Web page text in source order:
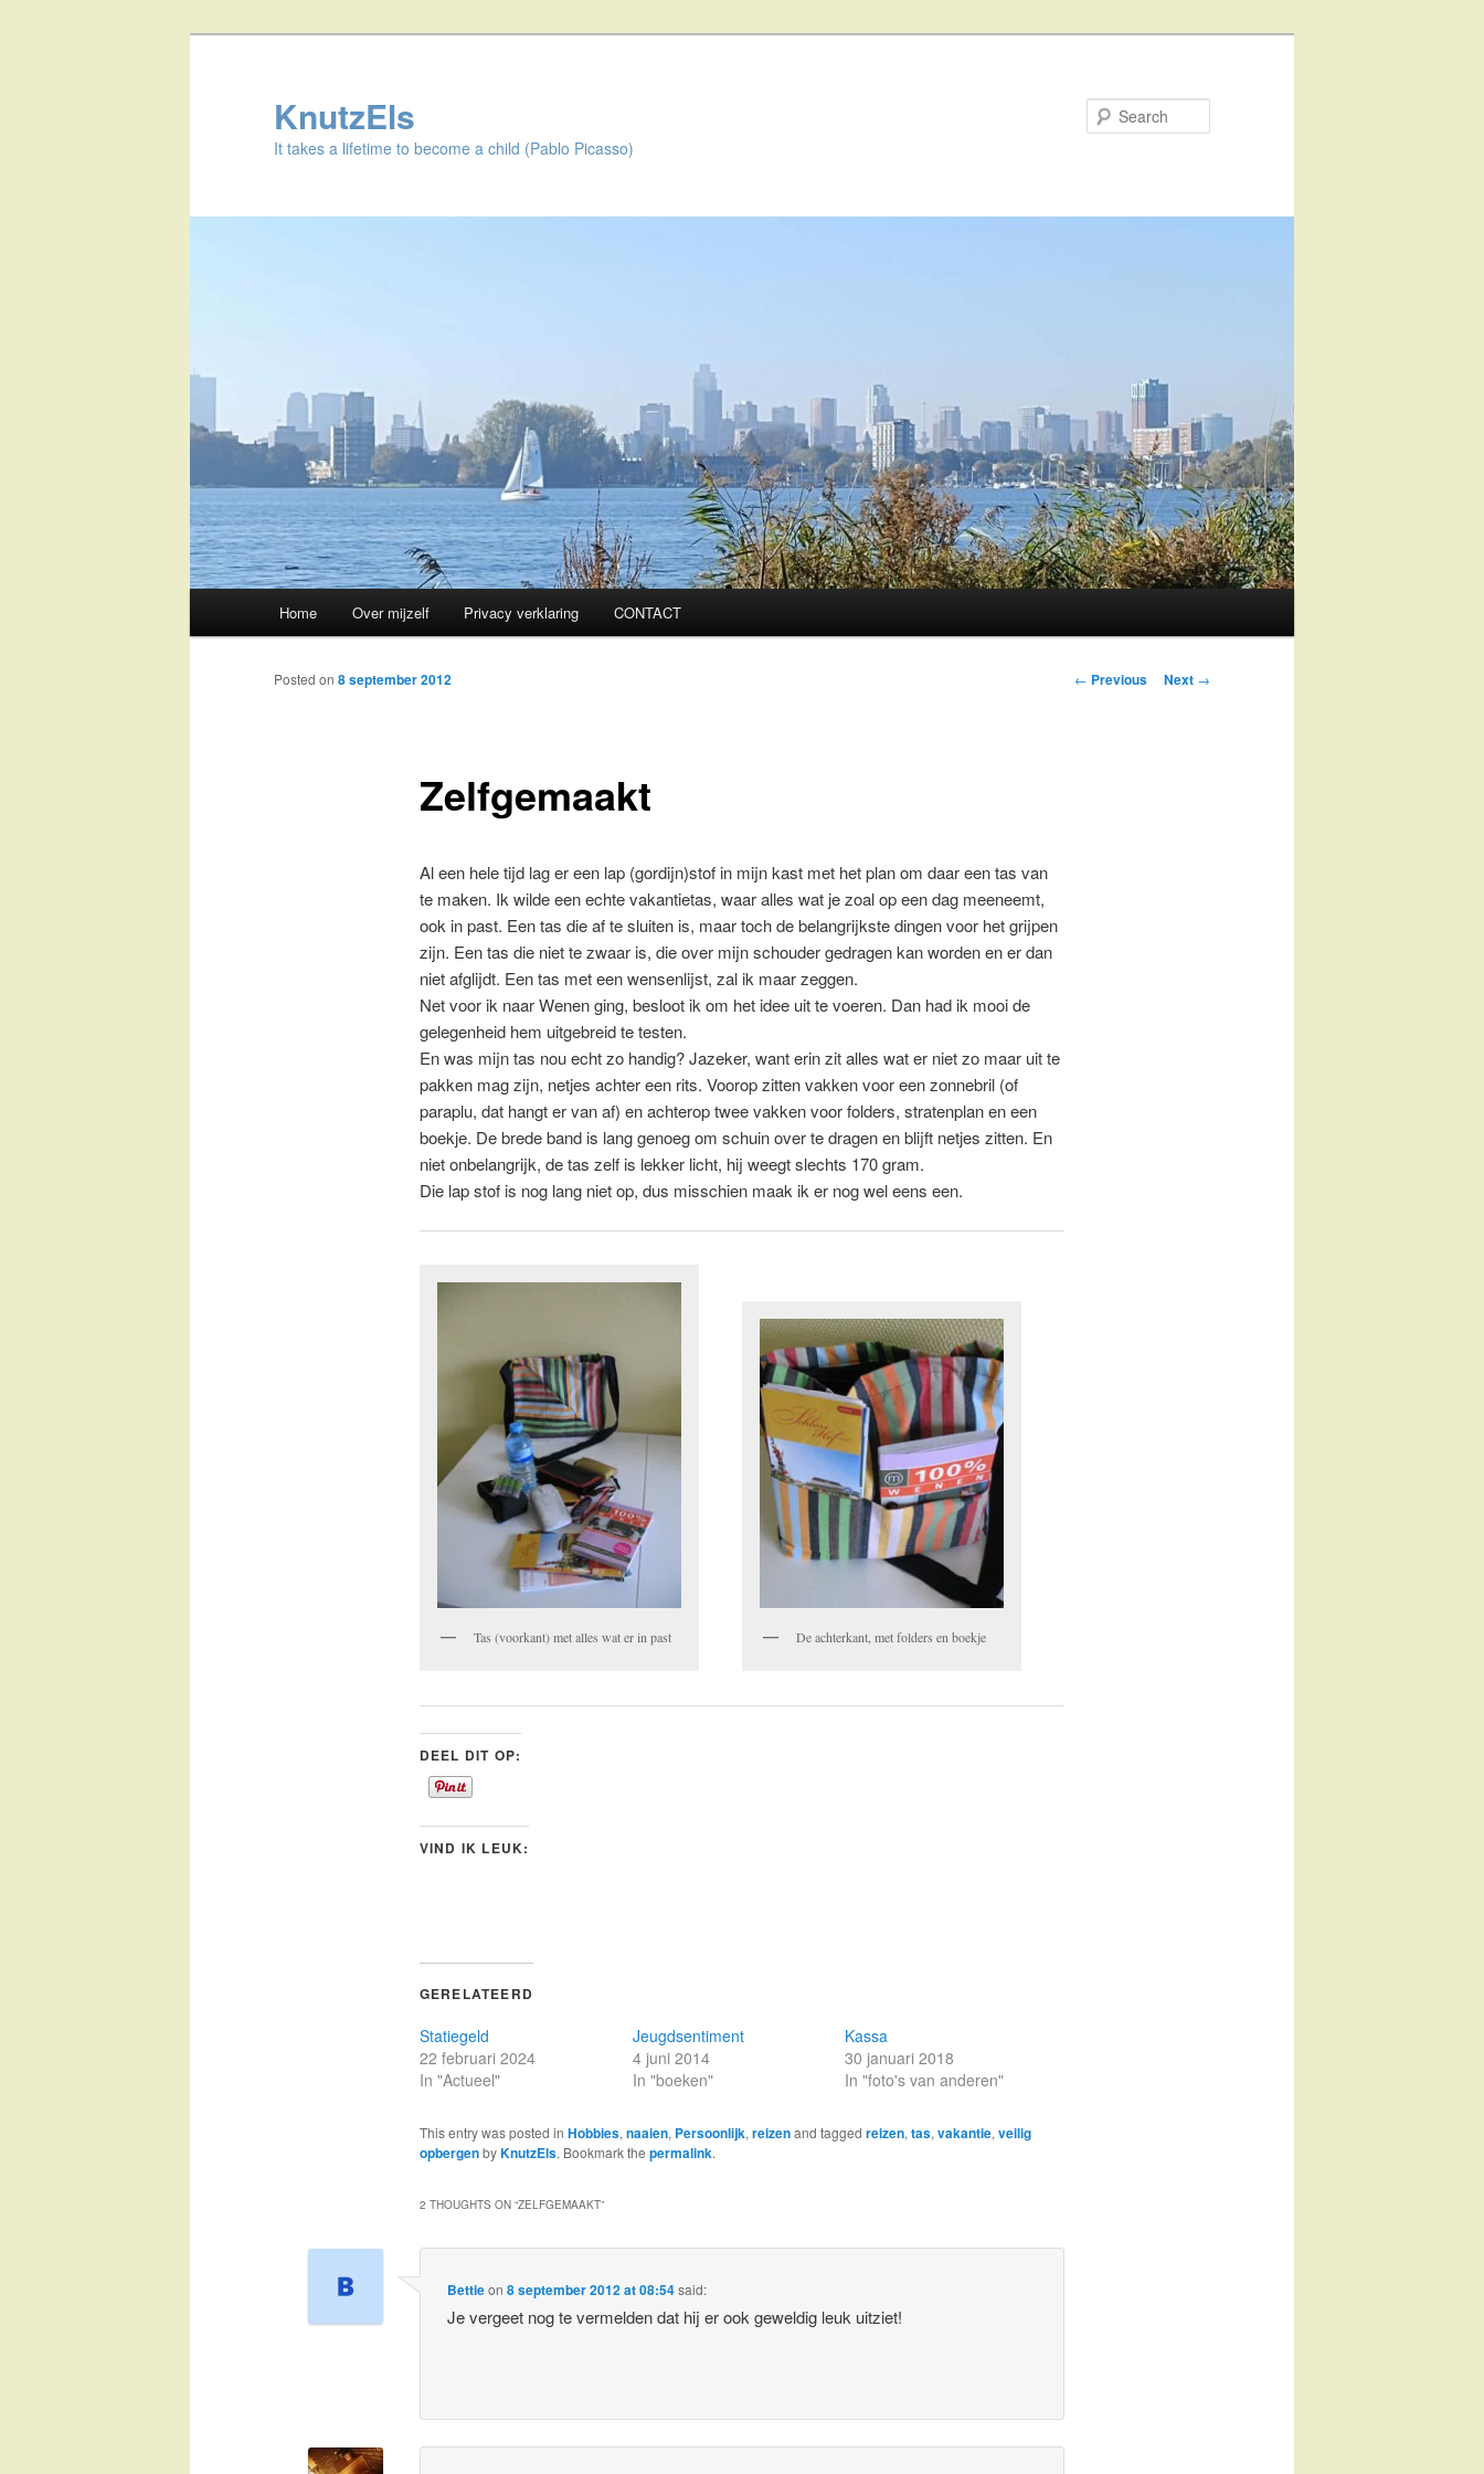
KnutzEls
It takes a lifetime to become a child (Pablo Picasso)
Skip
to
Home Over mijzelf Privacy verklaring CONTACT
Post
← Previous Next →
Zelfgemaakt
Posted on 8 september 2012
Al een hele tijd lag er een lap (gordijn)stof in mijn kast met het plan om daar een tas van
te maken. Ik wilde een echte vakantietas, waar alles wat je zoal op een dag meeneemt,
ook in past. Een tas die af te sluiten is, maar toch de belangrijkste dingen voor het grijpen
zijn. Een tas die niet te zwaar is, die over mijn schouder gedragen kan worden en er dan
niet afglijdt. Een tas met een wensenlijst, zal ik maar zeggen.
Net voor ik naar Wenen ging, besloot ik om het idee uit te voeren. Dan had ik mooi de
gelegenheid hem uitgebreid te testen.
En was mijn tas nou echt zo handig? Jazeker, want erin zit alles wat er niet zo maar uit te
pakken mag zijn, netjes achter een rits. Voorop zitten vakken voor een zonnebril (of
paraplu, dat hangt er van af) en achterop twee vakken voor folders, stratenplan en een
boekje. De brede band is lang genoeg om schuin over te dragen en blijft netjes zitten. En
niet onbelangrijk, de tas zelf is lekker licht, hij weegt slechts 170 gram.
Die lap stof is nog lang niet op, dus misschien maak ik er nog wel eens een.
Tas (voorkant) met alles wat er in past De achterkant, met folders en boekje
DEEL DIT OP:
VIND IK LEUK:
GERELATEERD
Statiegeld
22 februari 2024
In "Actueel"
Jeugdsentiment
4 juni 2014
In "boeken"
Kassa
30 januari 2018
In "foto's van anderen"
This entry was posted in Hobbies,naaien, Persoonlijk,reizenand tagged reizen,tas,vakantie,veilig
opbergenbyKnutzEls. Bookmark the permalink.
2 THOUGHTS ON “ZELFGEMAAKT”
Bettieon8 september 2012 at 08:54said:
Je vergeet nog te vermelden dat hij er ook geweldig leuk uitziet!